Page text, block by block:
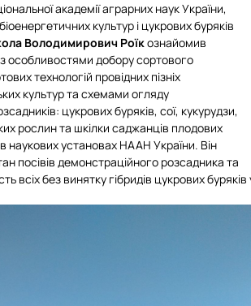
академії аграрних наук України,
культур і цукрових буряків
Володимирович Роїкознайомив
особливостями добору сортового
технологій провідних пізніх
культур та схемами огляду
цукрових буряків, сої, кукурудзи,
рослин та шкілки саджанців плодових
наукових установах НААН України. Він
посівів демонстраційного розсадника та
всіх без винятку гібридів цукрових буряків